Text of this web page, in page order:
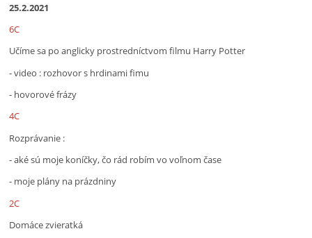
25.2.2021
6C
Učíme sa po anglicky prostredníctvom filmu Harry Potter
- video : rozhovor s hrdinami fimu
- hovorové frázy
4C
Rozprávanie :
- aké sú moje koníčky, čo rád robím vo voľnom čase
- moje plány na prázdniny
2C
Domáce zvieratká